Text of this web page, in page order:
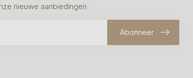
nieuwe aanbiedingen
Abonneer